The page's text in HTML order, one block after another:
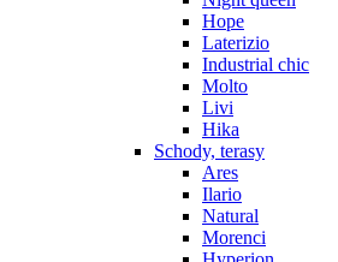
Hope
Laterizio
Industrial chic
Molto
Livi
Hika
Schody, terasy
Ares
Ilario
Natural
Morenci